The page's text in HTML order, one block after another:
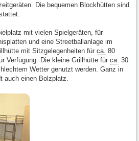
Die bequemen Blockhütten sind
mit vielen Spielgeräten, für
und eine Streetballanlage im
mit Sitzgelegenheiten für ca. 80
Verfügung. Die kleine Grillhütte für ca. 30
Wetter genutzt werden. Ganz in
auch einen Bolzplatz.